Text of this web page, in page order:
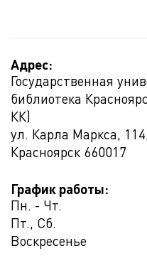
Адрес:
Государственная
библиотека
КК)
ул. Карла Маркса,
Красноярск 660017
График работы:
Пн. - Чт.
Пт., Сб.
Воскресенье